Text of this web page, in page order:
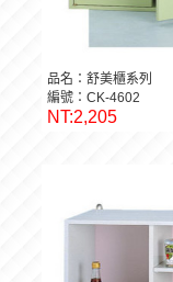
品名：舒美櫃系列
編號：CK-4602
NT:2,205